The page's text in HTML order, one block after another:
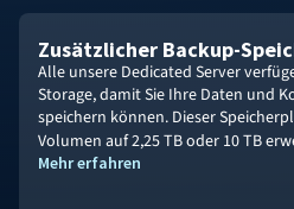
Zusätzlicher Backup-
Alle unsere Dedicated Server
Storage, damit Sie Ihre Daten und
speichern können. Dieser
Volumen auf2,25 TBoder 10 TB
Mehr erfahren